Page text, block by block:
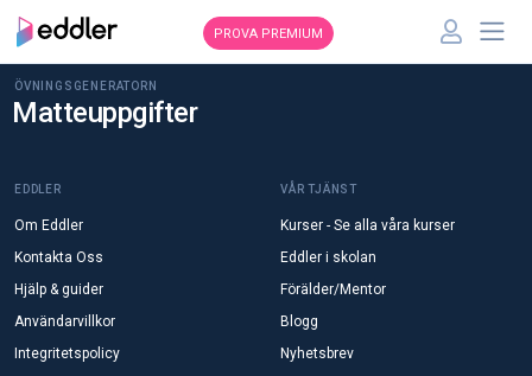
PROVA PREMIUM
ÖVNINGSGENERATORN
Matteuppgifter
EDDLER
Om Eddler
Kontakta Oss
Hjälp & guider
Användarvillkor
Integritetspolicy
VÅR TJÄNST
Kurser - Se alla våra kurser
Eddler i skolan
Förälder/Mentor
Blogg
Nyhetsbrev